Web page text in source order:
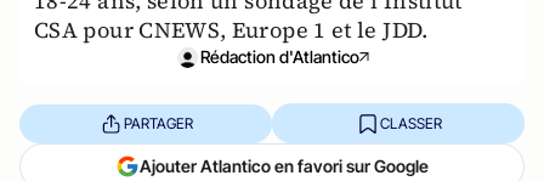
CSA pour CNEWS, Europe 1 et le JDD.
Rédaction d'Atlantico
PARTAGER CLASSER
Ajouter Atlantico en favori sur Google